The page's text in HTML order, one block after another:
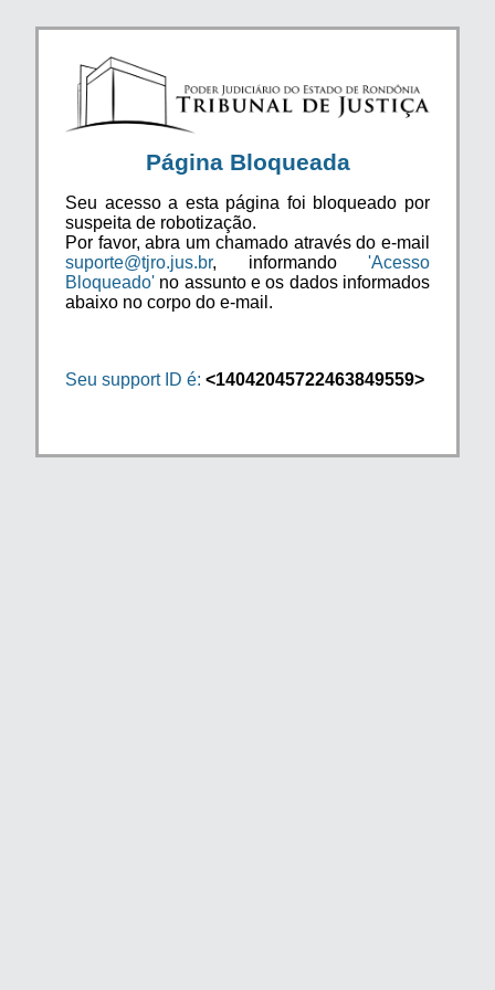
Página Bloqueada
Seu acesso a esta página foi bloqueado por
suspeita de robotização.
Por favor, abra um chamado através do e-mail
suporte@tjro.jus.br, informando 'Acesso
Bloqueado' no assunto e os dados informados
abaixo no corpo do e-mail.
Seu support ID é: <14042045722463849559>